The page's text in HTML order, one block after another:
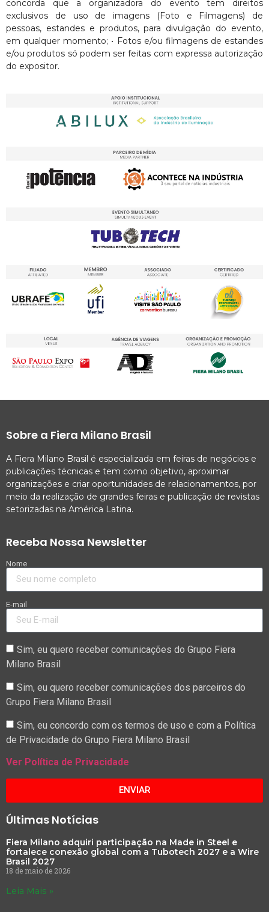
concorda que a organizadora do evento tem direitos
exclusivos de uso de imagens (Foto e Filmagens) de
pessoas, estandes e produtos, para divulgação do evento,
em qualquer momento; • Fotos e/ou filmagens de estandes
e/ou produtos só podem ser feitas com expressa autorização
do expositor.
Sobre a Fiera Milano Brasil
A Fiera Milano Brasil é especializada em feiras de negócios e
publicações técnicas e tem como objetivo, aproximar
organizações e criar oportunidades de relacionamentos, por
meio da realização de grandes feiras e publicação de revistas
setorizadas na América Latina.
Receba Nossa Newsletter
Nome
E-mail
Sim, eu quero receber comunicações do Grupo Fiera
Milano Brasil
Sim, eu quero receber comunicações dos parceiros do
Grupo Fiera Milano Brasil
Sim, eu concordo com os termos de uso e com a Política
de Privacidade do Grupo Fiera Milano Brasil
Ver Política de Privacidade
ENVIAR
Últimas Notícias
Fiera Milano adquiri participação na Made in Steel e
fortalece conexão global com a Tubotech 2027 e a Wire
Brasil 2027
18 de maio de 2026
Leia Mais »